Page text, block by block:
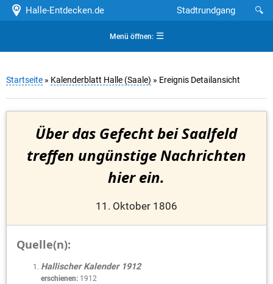
Halle-Entdecken.de 🔍
Stadtrundgang
Menü öffnen:☰
Startseite » Kalenderblatt Halle (Saale) » Ereignis Detailansicht
Über das Gefecht bei Saalfeld
treffen ungünstige Nachrichten
hier ein.
11. Oktober 1806
Quelle(n):
Hallischer Kalender 1912
erschienen: 1912